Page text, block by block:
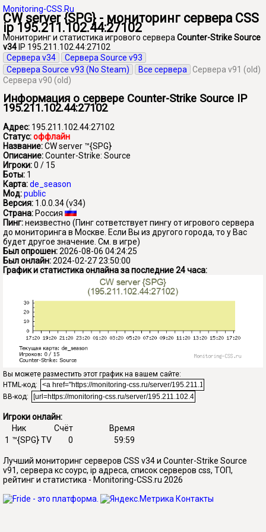
Monitoring-CSS.Ru
CW server {SPG} - мониторинг сервера CSS
ip 195.211.102.44:27102
Мониторинг и статистика игрового сервера Counter-Strike Source
v34 IP 195.211.102.44:27102
Сервера v34
Сервера Source v93
Сервера Source v93 (No Steam)
Все сервера
Сервера v91 (old)
Сервера v90 (old)
Информация о сервере Counter-Strike Source IP
195.211.102.44:27102
Адрес: 195.211.102.44:27102
Статус:оффлайн
Название:CW server ™{SPG}
Описание:Counter-Strike: Source
Игроки:0 / 15
Боты: 1
Карта:de_season
Мод:public
Версия: 1.0.0.34 (v34)
Страна: Россия
Пинг:неизвестно (Пинг сответствует пингу от игрового сервера
до мониторинга в Москве. Если Вы из другого города, то у Вас
будет другое значение. См. в игре)
Был опрошен:2026-08-06 04:24:25
Был онлайн:2024-02-27 23:50:00
График и статистика онлайна за последние 24 часа:
Вы можете разместить этот график на вашем сайте:
HTML-код:
BB-код:
Игроки онлайн:
Ник
Счёт
Время
1 ™{SPG} TV 0 59:59
Лучший мониторинг серверов CSS v34 и Counter-Strike Source
v91, сервера кс соурс, ip адреса, список серверов css, ТОП,
рейтинг и статистика - Monitoring-CSS.ru 2026
Контакты